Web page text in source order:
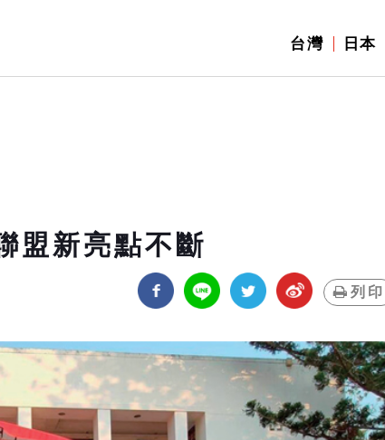
台灣 日本
盟新亮點不斷
列印